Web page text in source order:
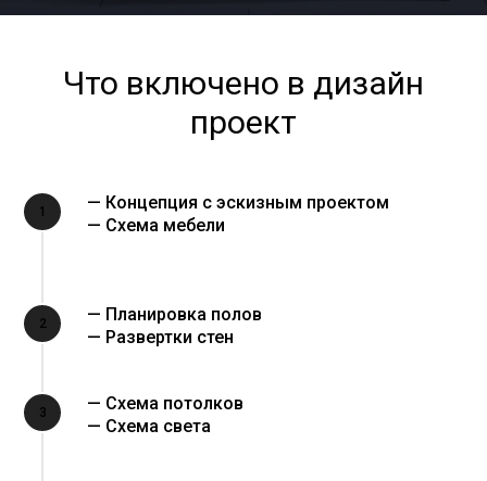
Что включено в дизайн
проект
1
— Концепция с эскизным проектом
— Схема мебели
2
— Планировка полов
— Развертки стен
3
— Схема потолков
— Схема света